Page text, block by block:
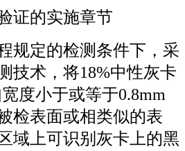
证的实施章节
规定的检测条件下，采
技术，将18%中性灰卡
度小于或等于0.8mm
检表面或相类似的表
域上可识别灰卡上的黑